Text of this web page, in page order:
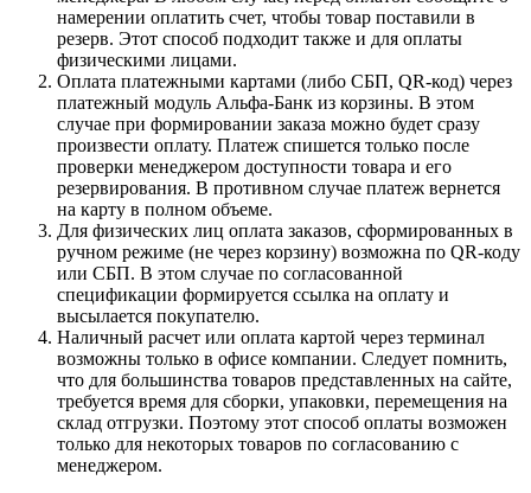
намерении оплатить счет, чтобы товар поставили в
резерв. Этот способ подходит также и для оплаты
физическими лицами.
Оплата платежными картами (либо СБП, QR-код) через
платежный модуль Альфа-Банк из корзины. В этом
случае при формировании заказа можно будет сразу
произвести оплату. Платеж спишется только после
проверки менеджером доступности товара и его
резервирования. В противном случае платеж вернется
на карту в полном объеме.
Для физических лиц оплата заказов, сформированных в
ручном режиме (не через корзину) возможна по QR-коду
или СБП. В этом случае по согласованной
спецификации формируется ссылка на оплату и
высылается покупателю.
Наличный расчет или оплата картой через терминал
возможны только в офисе компании. Следует помнить,
что для большинства товаров представленных на сайте,
требуется время для сборки, упаковки, перемещения на
склад отгрузки. Поэтому этот способ оплаты возможен
только для некоторых товаров по согласованию с
менеджером.